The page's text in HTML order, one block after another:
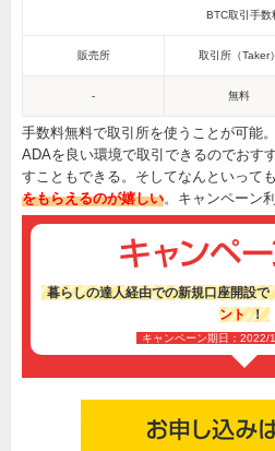
BTC取引手数
販売所 取引所（Taker）
- 無料
手数料無料で取引所を使うことが可能
ADAを良い環境で取引できるのでおす
すこともできる。そしてなんといっても
をもらえるのが嬉しい。キャンペーン
暮らしの達人経由での新規口座開設で
ント ！
キャンペーン期日：2022/